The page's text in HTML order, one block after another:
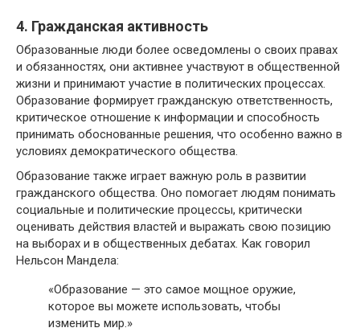
4. Гражданская активность
Образованные люди более осведомлены о своих правах
и обязанностях, они активнее участвуют в общественной
жизни и принимают участие в политических процессах.
Образование формирует гражданскую ответственность,
критическое отношение к информации и способность
принимать обоснованные решения, что особенно важно в
условиях демократического общества.
Образование также играет важную роль в развитии
гражданского общества. Оно помогает людям понимать
социальные и политические процессы, критически
оценивать действия властей и выражать свою позицию
на выборах и в общественных дебатах. Как говорил
Нельсон Мандела:
«Образование — это самое мощное оружие,
которое вы можете использовать, чтобы
изменить мир.»